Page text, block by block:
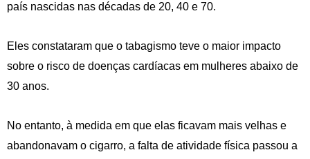
país nascidas nas décadas de 20, 40 e 70.
Eles constataram que o tabagismo teve o maior impacto
sobre o risco de doenças cardíacas em mulheres abaixo de
30 anos.
No entanto, à medida em que elas ficavam mais velhas e
abandonavam o cigarro, a falta de atividade física passou a